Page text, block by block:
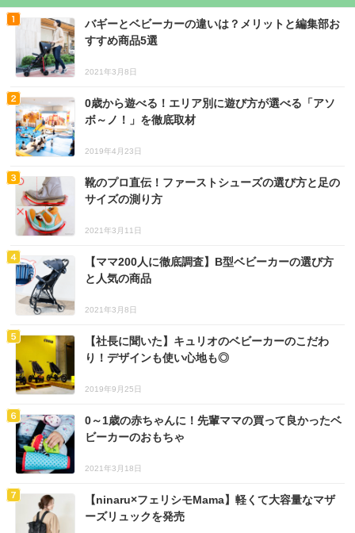
バギーとベビーカーの違いは？メリットと編集部お
すすめ商品5選
2021年3月8日
0歳から遊べる！エリア別に遊び方が選べる「アソ
ボ～ノ！」を徹底取材
2019年4月23日
靴のプロ直伝！ファーストシューズの選び方と足の
サイズの測り方
2021年3月11日
【ママ200人に徹底調査】B型ベビーカーの選び方
と人気の商品
2021年3月8日
【社長に聞いた】キュリオのベビーカーのこだわ
り！デザインも使い心地も◎
2019年9月25日
0～1歳の赤ちゃんに！先輩ママの買って良かったベ
ビーカーのおもちゃ
2021年3月18日
【ninaru×フェリシモMama】軽くて大容量なマザ
ーズリュックを発売